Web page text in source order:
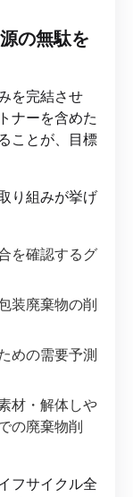
の無駄を
を完結させ
ナーを含めた
ことが、目標
り組みが挙げ
を確認するグ
装廃棄物の削
めの需要予測
材・解体しや
の廃棄物削
フサイクル全